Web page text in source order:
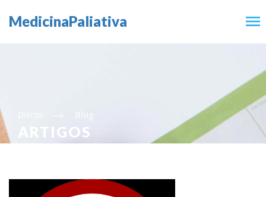
MedicinaPaliativa
Blog
ARTIGOS